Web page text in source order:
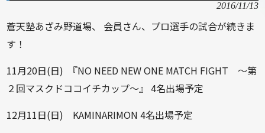
2016/11/13
蒼天塾あざみ野道場、 会員さん、プロ選手の試合が続きま
す！
11月20日(日) 『NO NEED NEW ONE MATCH FIGHT ～第
２回マスクドココイチカップ～』 4名出場予定
12月11日(日) KAMINARIMON 4名出場予定